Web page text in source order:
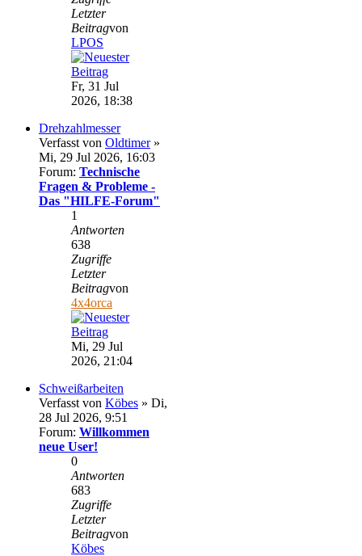
Letzter
Beitragvon
LPOS
Fr, 31 Jul
2026, 18:38
Drehzahlmesser
Verfasst von Oldtimer»
Mi, 29 Jul 2026, 16:03
Forum: Technische
Fragen & Probleme -
Das "HILFE-Forum"
1
Antworten
638
Zugriffe
Letzter
Beitragvon
4x4orca
Mi, 29 Jul
2026, 21:04
Schweißarbeiten
Verfasst von Köbes » Di,
28 Jul 2026, 9:51
Forum: Willkommen
neue User!
0
Antworten
683
Zugriffe
Letzter
Beitragvon
Köbes